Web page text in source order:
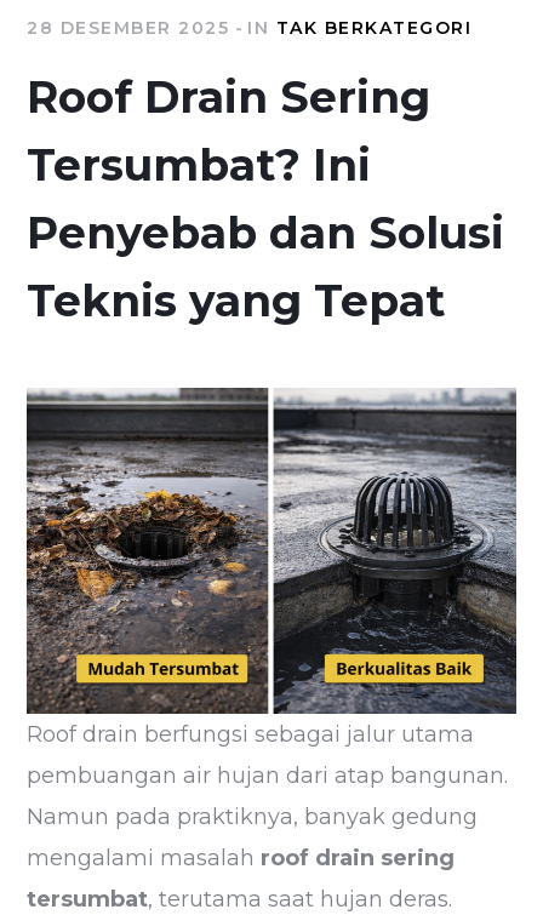
28 DESEMBER 2025 IN TAK BERKATEGORI
Roof Drain Sering
Tersumbat? Ini
Penyebab dan Solusi
Teknis yang Tepat
Roof drain berfungsi sebagai jalur utama
pembuangan air hujan dari atap bangunan.
Namun pada praktiknya, banyak gedung
mengalami masalah roof drain sering
tersumbat, terutama saat hujan deras.